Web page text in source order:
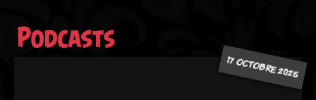
Podcasts
17 OCTOBRE 2025